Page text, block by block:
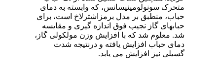
متحرک سونولومینیسانس، که وابسته به دمای
حباب، منطبق بر مدل برمزاشترلاخ است، برای
حبابهای گاز نجیب فوق اندازه گیری و مقایسه
شد. معلوم شد که با افزایش وزن مولکولی گاز،
دمای حباب افزایش یافته و درنتیجه شدت
گسیلی نیز افزایش می یابد.